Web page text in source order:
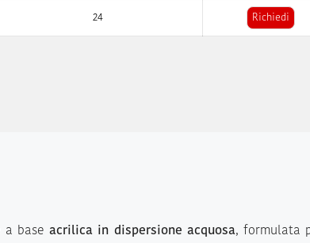
24 Richiedi
a base acrilica in dispersione acquosa, formulata